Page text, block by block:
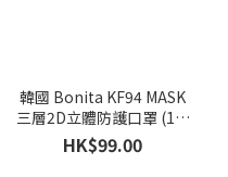
韓國 Bonita KF94 MASK
三層2D立體防護口罩 (1套
100個)(9月下旬)
HK$99.00